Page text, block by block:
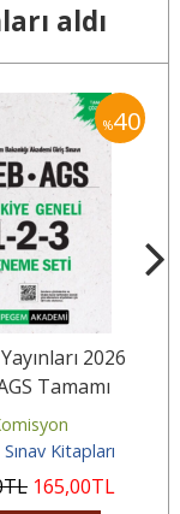
aldı
%40
2026
Tamamı
Türkiye Geneli
Deneme...
Kitapları
TL 165,00TL